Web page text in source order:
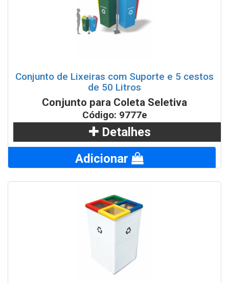
Conjunto de Lixeiras com Suporte e 5 cestos
de 50 Litros
Conjunto para Coleta Seletiva
Código: 9777e
Detalhes
Adicionar